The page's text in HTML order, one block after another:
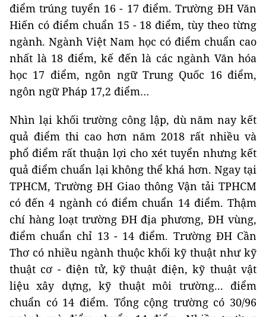
điểm trúng tuyển 16 - 17 điểm. Trường ĐH Văn
Hiến có điểm chuẩn 15 - 18 điểm, tùy theo từng
ngành. Ngành Việt Nam học có điểm chuẩn cao
nhất là 18 điểm, kế đến là các ngành Văn hóa
học 17 điểm, ngôn ngữ Trung Quốc 16 điểm,
ngôn ngữ Pháp 17,2 điểm…
Nhìn lại khối trường công lập, dù năm nay kết
quả điểm thi cao hơn năm 2018 rất nhiều và
phổ điểm rất thuận lợi cho xét tuyển nhưng kết
quả điểm chuẩn lại không thể khá hơn. Ngay tại
TPHCM, Trường ĐH Giao thông Vận tải TPHCM
có đến 4 ngành có điểm chuẩn 14 điểm. Thậm
chí hàng loạt trường ĐH địa phương, ĐH vùng,
điểm chuẩn chỉ 13 - 14 điểm. Trường ĐH Cần
Thơ có nhiều ngành thuộc khối kỹ thuật như kỹ
thuật cơ - điện tử, kỹ thuật điện, kỹ thuật vật
liệu xây dựng, kỹ thuật môi trường... điểm
chuẩn có 14 điểm. Tổng cộng trường có 30/96